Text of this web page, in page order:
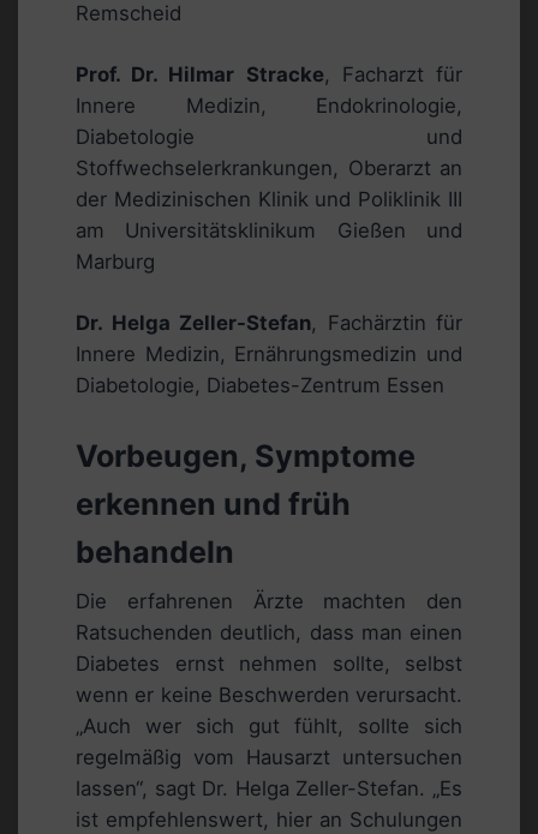
Remscheid
Prof. Dr. Hilmar Stracke, Facharzt für
Innere Medizin, Endokrinologie,
Diabetologie und
Stoffwechselerkrankungen, Oberarzt an
der Medizinischen Klinik und Poliklinik III
am Universitätsklinikum Gießen und
Marburg
Dr. Helga Zeller-Stefan, Fachärztin für
Innere Medizin, Ernährungsmedizin und
Diabetologie, Diabetes-Zentrum Essen
Vorbeugen, Symptome
erkennen und früh
behandeln
Die erfahrenen Ärzte machten den
Ratsuchenden deutlich, dass man einen
Diabetes ernst nehmen sollte, selbst
wenn er keine Beschwerden verursacht.
„Auch wer sich gut fühlt, sollte sich
regelmäßig vom Hausarzt untersuchen
lassen“, sagt Dr. Helga Zeller-Stefan. „Es
ist empfehlenswert, hier an Schulungen